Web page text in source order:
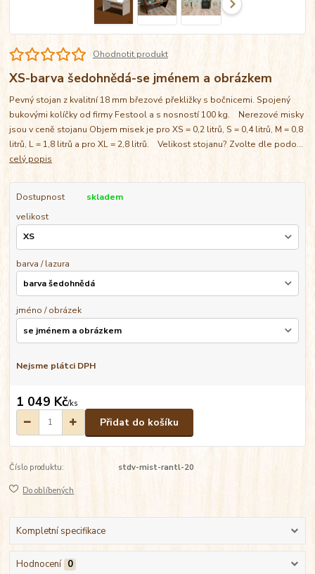
Ohodnotit produkt
XS-barva šedohnědá-se jménem a obrázkem
Pevný stojan z kvalitní 18 mm březové překližky s bočnicemi. Spojený
bukovými kolíčky od firmy Festool a s nosností 100 kg. Nerezové misky
jsou v ceně stojanu Objem misek je pro XS = 0,2 litrů, S = 0,4 litrů, M = 0,8
litrů, L = 1,8 litrů a pro XL = 2,8 litrů. Velikost stojanu? Zvolte dle podo...
celý popis
Dostupnost
skladem
velikost
barva / lazura
jméno / obrázek
Nejsme plátci DPH
1 049 Kč/ks
Přidat do košíku
Číslo produktu: stdv-mist-rantl-20
Do oblíbených
Kompletní specifikace
Hodnocení 0